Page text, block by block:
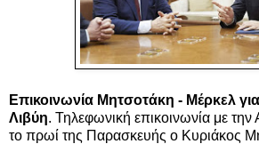
Επικοινωνία Μητσοτάκη - Μέρκελ
Λιβύη. Τηλεφωνική επικοινωνία με την
το πρωί της Παρασκευής ο Κυριάκος